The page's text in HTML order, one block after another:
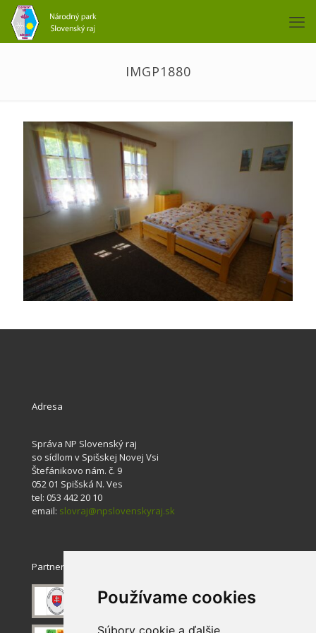
Používame cookies
Súbory cookie a ďalšie
IMGP1880
Adresa
Správa NP Slovenský raj
so sídlom v Spišskej Novej Vsi
Štefánikovo nám. č. 9
052 01 Spišská N. Ves
tel: 053 442 20 10
email: slovraj@npslovenskyraj.sk
Partneri